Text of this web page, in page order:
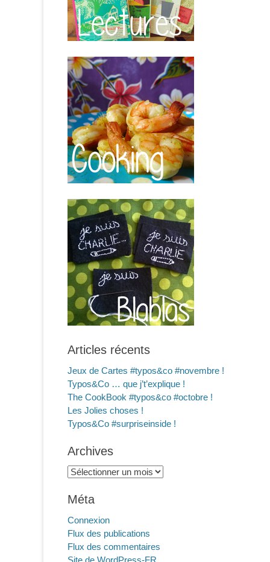
Articles récents
Jeux de Cartes #typos&co #novembre !
Typos&Co … que j’t’explique !
The CookBook #typos&co #octobre !
Les Jolies choses !
Typos&Co #surpriseinside !
Archives
Archives
Méta
Connexion
Flux des publications
Flux des commentaires